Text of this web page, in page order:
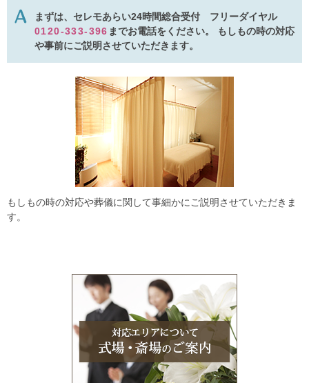
まずは、セレモあらい24時間総合受付 フリーダイヤル
0120-333-396 までお電話をください。 もしもの時の対応
や事前にご説明させていただきます。
もしもの時の対応や葬儀に関して事細かにご説明させていただきま
す。